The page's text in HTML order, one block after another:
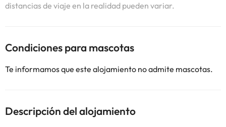
distancias de viaje en la realidad pueden variar.
Condiciones para mascotas
Te informamos que este alojamiento no admite mascotas.
Descripción del alojamiento